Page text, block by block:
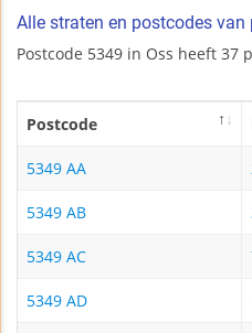
Alle straten en postcodes
Postcode 5349 in Oss heeft 37
Postcode
5349 AA
5349 AB
5349 AC
5349 AD